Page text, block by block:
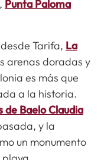
, Punta Paloma
Tarifa, La
arenas doradas y
es más que
a la historia.
Baelo Claudia
y la
un monumento